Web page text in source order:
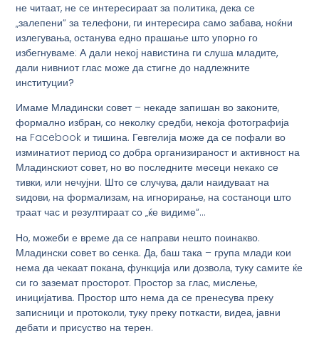
не читаат, не се интересираат за политика, дека се
„залепени“ за телефони, ги интересира само забава, ноќни
излегувања, останува едно прашање што упорно го
избегнуваме:А дали некој навистина ги слуша младите,
дали нивниот глас може да стигне до надлежните
институции?
Имаме Младински совет – некаде запишан во законите,
формално избран, со неколку средби, некоја фотографија
на Facebook и тишина. Гевгелија може да се пофали во
изминатиот период со добра организираност и активност на
Младинскиот совет, но во последните месеци некако се
тивки, или нечујни. Што се случува, дали наидуваат на
ѕидови, на формализам, на игнорирање, на состаноци што
траат час и резултираат со „ќе видиме“…
Но, можеби е време да се направи нешто поинакво.
Младински совет во сенка. Да, баш така – група млади кои
нема да чекаат покана, функција или дозвола, туку самите ќе
си го заземат просторот. Простор за глас, мислење,
иницијатива. Простор што нема да се пренесува преку
записници и протоколи, туку преку поткасти, видеа, јавни
дебати и присуство на терен.